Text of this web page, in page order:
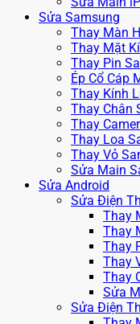
Sửa Samsung
Thay Màn
Thay Mặt
Thay Pin
Ép Cổ Cáp
Thay Kính
Thay Chân
Thay
Thay Loa
Thay Vỏ
Sửa Main
Sửa Android
Sửa Điện
Thay
Thay
Thay
Thay
Thay
Sửa
Sửa Điện